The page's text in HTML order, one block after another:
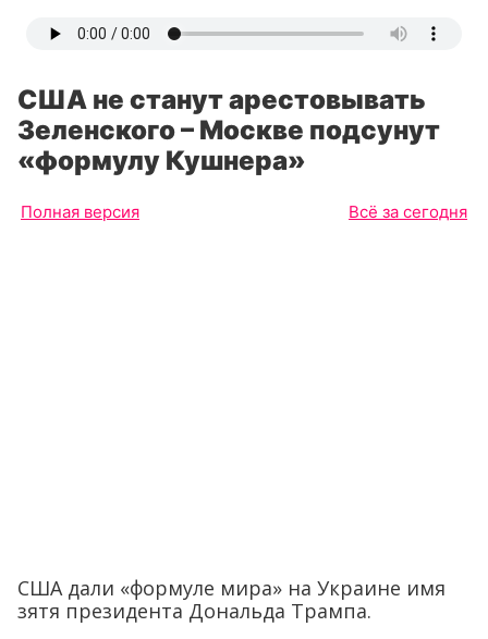
США не станут арестовывать
Зеленского – Москве подсунут
«формулу Кушнера»
Полная версия Всё за сегодня
США дали «формуле мира» на Украине имя
зятя президента Дональда Трампа.